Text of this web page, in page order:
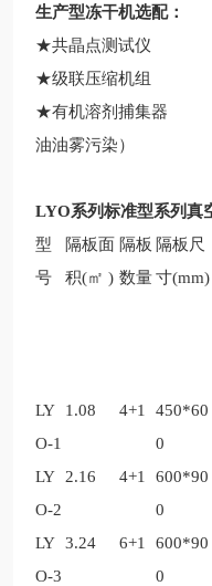
生产型冻干机选配：
★共晶点测试
★级联压缩机组
★有机溶剂捕集
油油雾污染）
LYO系列标准型系列真
型
号
隔板面
积(㎡ )
隔板
数量
隔板尺
寸(mm)
LY
O-1
1.08 4+1
450*60
0
LY
O-2
2.16 4+1
600*90
0
LY
O-3
3.24 6+1
600*90
0